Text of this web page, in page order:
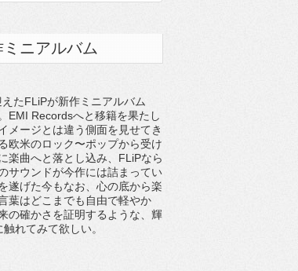
ニアルバム
たFLiPが新作ミニアルバム
EMI Recordsへと移籍を果たし
メージとは違う側面を見せてき
欧米のロック〜ポップから受け
楽曲へと落とし込み、FLiPなら
サウンドが今作には詰まってい
遂げた今もなお、心の底から楽
葉はどこまでも自由で軽やか
の確かさを証明するような、輝
れてみて欲しい。